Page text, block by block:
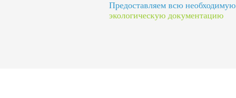
Предоставляем всю необходимую
экологическую документацию